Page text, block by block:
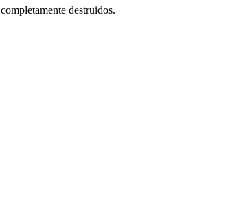
completamente destruidos.